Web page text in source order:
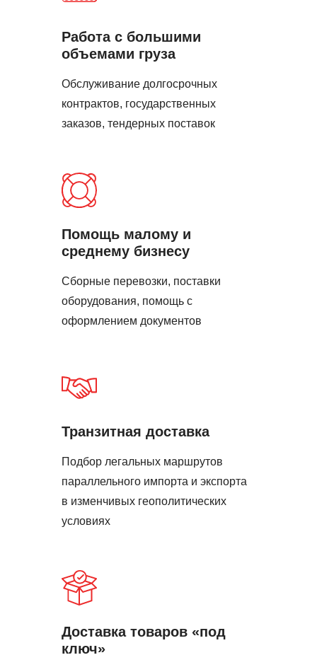
Работа с большими
объемами груза
Обслуживание долгосрочных
контрактов, государственных
заказов, тендерных поставок
Помощь малому и
среднему бизнесу
Сборные перевозки, поставки
оборудования, помощь с
оформлением документов
Транзитная доставка
Подбор легальных маршрутов
параллельного импорта и экспорта
в изменчивых геополитических
условиях
Доставка товаров «под
ключ»